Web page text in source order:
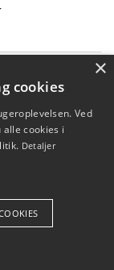
kan ændre
×
cookies
Ved
cookies i
Detaljer